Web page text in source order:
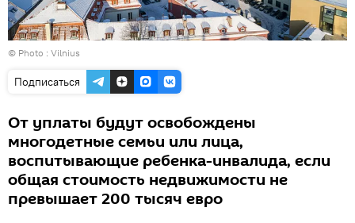
© Photo : Vilnius
Подписаться
От уплаты будут освобождены
многодетные семьи или лица,
воспитывающие ребенка-инвалида, если
общая стоимость недвижимости не
превышает 200 тысяч евро